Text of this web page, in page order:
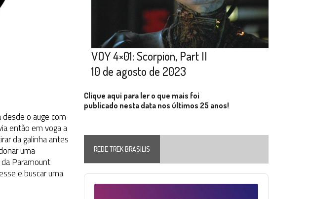
desde o auge com
então em voga a
da galinha antes
uma
Paramount
e buscar uma
VOY 4×01: Scorpion, Part II
10 de agosto de 2023
Clique aqui para ler o que mais foi
publicado nesta data nos últimos 25 anos!
REDE TREK BRASILIS
Audio
Player